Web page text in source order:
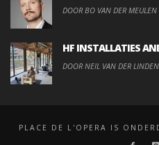
DOOR BO VAN DER MEULEN
HF INSTALLATIES
DOOR NEIL VAN DER LINDEN
PLACE DE L'OPERA IS